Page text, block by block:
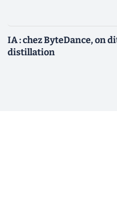
IA : chez ByteDance, on
distillation